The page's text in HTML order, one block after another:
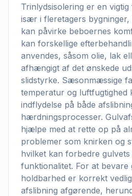
Trinlydsisolering er en
især i fleretagers
kan påvirke beboernes
kan forskellige
anvendes, såsom olie, lak
afhængigt af det ønskede
slidstyrke. Sæsonmæssige
temperatur og luftfugtighed
indflydelse på både
hærdningsprocesser.
hjælpe med at rette op på
problemer som knirken og
hvilket kan forbedre gulvets
funktionalitet. For at bevare
holdbarhed er korrekt
afslibning afgørende,